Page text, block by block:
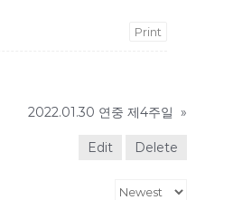
Print
2022.01.30 연중 제4주일 »
Edit Delete